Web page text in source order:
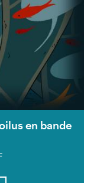
en bande